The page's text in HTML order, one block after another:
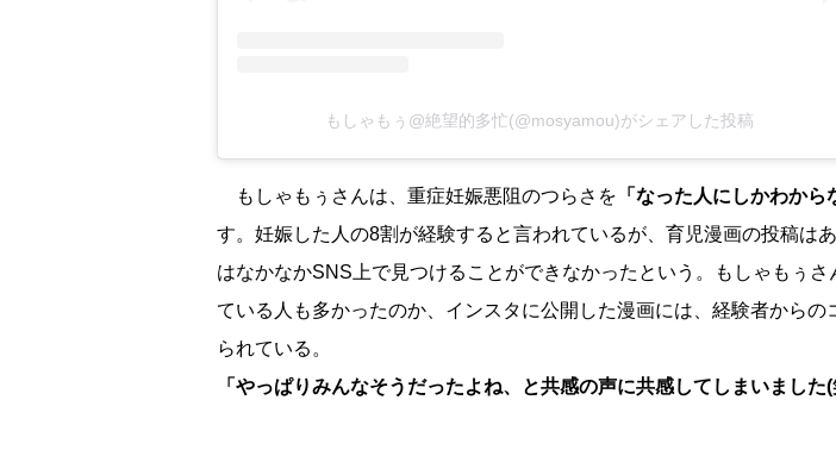
もしゃもぅ@絶望的多忙(@mosyamou)がシェアした投稿
もしゃもぅさんは、重症妊娠悪阻のつらさを 「なった人にしかわから
す。妊娠した人の8割が経験すると言われているが、育児漫画の投稿は
はなかなかSNS上で見つけることができなかったという。もしゃもぅさ
ている人も多かったのか、インスタに公開した漫画には、経験者からの
られている。
「やっぱりみんなそうだったよね、と共感の声に共感してしまいました(